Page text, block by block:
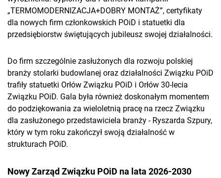
„TERMOMODERNIZACJA+DOBRY MONTAŻ”, certyfikaty
dla nowych firm członkowskich POiD i statuetki dla
przedsiębiorstw świętujących jubileusz swojej działalności.
Do firm szczególnie zasłużonych dla rozwoju polskiej
branży stolarki budowlanej oraz działalności Związku POiD
trafiły statuetki Orłów Związku POiD i Orłów 30-lecia
Związku POiD. Gala była również doskonałym momentem
do podziękowania za wieloletnią pracę na rzecz Związku
dla zasłużonego przedstawiciela branży - Ryszarda Szpury,
który w tym roku zakończył swoją działalność w
strukturach POiD.
Nowy Zarząd Związku POiD na lata 2026-2030